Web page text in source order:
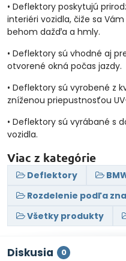
• Deflektory poskytujú
interiéri vozidla, čiže sa
behom dažďa a hmly.
• Deflektory sú vhodné aj
otvorené okná počas jazdy.
• Deflektory sú vyrobené z
zníženou priepustnosťou
• Deflektory sú vyrábané s
vozidla.
Viac z kategórie
Deflektory
Rozdelenie podľa
Všetky produkty
Diskusia 0